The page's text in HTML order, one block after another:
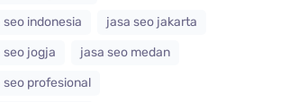
seo indonesia
jasa seo jakarta
seo jogja
jasa seo medan
seo profesional